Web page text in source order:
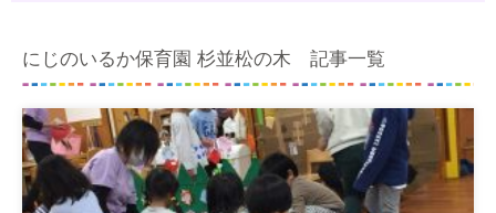
にじのいるか保育園 杉並松の木 記事一覧